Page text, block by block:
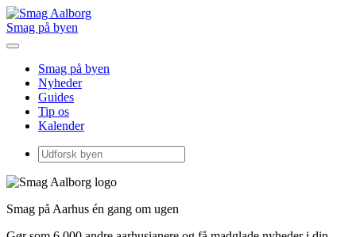
Smag på byen
Smag på byen
Nyheder
Guides
Tip os
Kalender
Smag på Aarhus én gang om ugen